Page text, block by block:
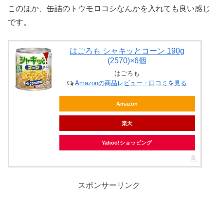
このほか、缶詰のトウモロコシなんかを入れても良い感じ
です。
はごろも シャキッとコーン 190g
(2570)×6個
はごろも
Amazonの商品レビュー・口コミを見る
Amazon
楽天
Yahoo!ショッピング
スポンサーリンク